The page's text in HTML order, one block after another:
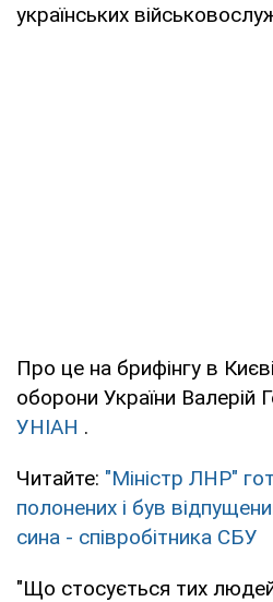
українських
Про це на брифінгу в
оборони України Валерій
УНІАН .
Читайте: "Міністр ЛНР"
полонених і був
сина - співробітника СБУ
"Що стосується тих